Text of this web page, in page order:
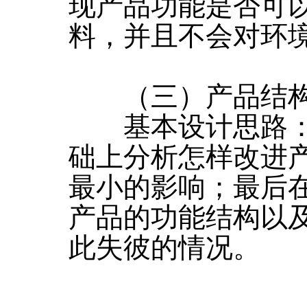
现产品功能是否可
料，并且不会对环
（三）产品结
基本设计思路：
础上分析怎样改进
最小的影响；最后
产品的功能结构以
此失彼的情况。